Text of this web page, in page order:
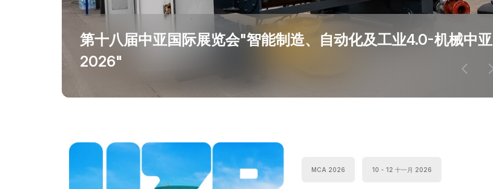
第十八届中亚国际展览会"智能制造、自动化及工业4.0-机械中亚
2026"
MCA 2026 10 - 12 十一月 2026